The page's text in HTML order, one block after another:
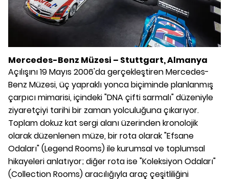
Mercedes-Benz Müzesi – Stuttgart, Almanya
Açılışını 19 Mayıs 2006'da gerçekleştiren Mercedes-
Benz Müzesi, üç yapraklı yonca biçiminde planlanmış
çarpıcı mimarisi, içindeki "DNA çifti sarmalı" düzeniyle
ziyaretçiyi tarihi bir zaman yolculuğuna çıkarıyor.
Toplam dokuz kat sergi alanı üzerinden kronolojik
olarak düzenlenen müze, bir rota olarak "Efsane
Odaları" (Legend Rooms) ile kurumsal ve toplumsal
hikayeleri anlatıyor; diğer rota ise "Koleksiyon Odaları"
(Collection Rooms) aracılığıyla araç çeşitliliğini